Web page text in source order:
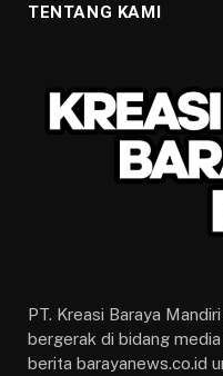
TENTANG KAMI
PT. Kreasi Baraya
bergerak di bidang
berita barayanews.co.id